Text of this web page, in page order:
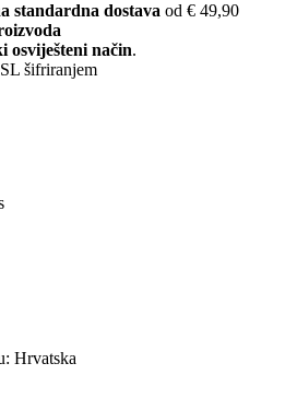
standardna dostava od € 49,90
osviješteni način.
šifriranjem
Hrvatska